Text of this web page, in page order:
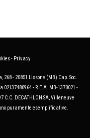
- Privacy
- 20851 Lissone (MB) Cap. Soc.
- R.E.A. MB-1370021 -
C.C. DECATHLON SA, Villeneuve
puramente esemplificative.